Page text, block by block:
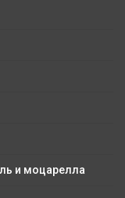
и моцарелла